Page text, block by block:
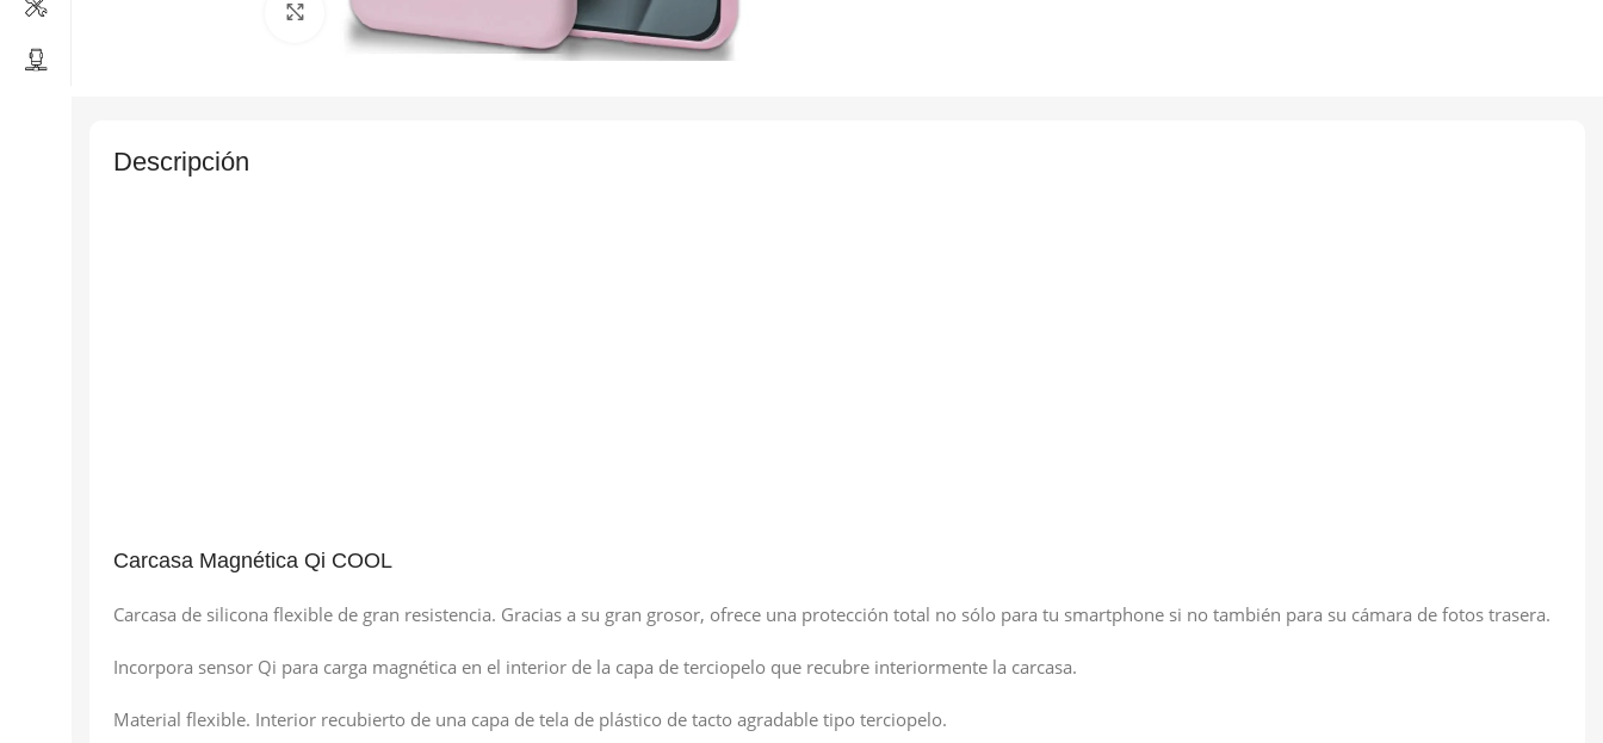
Click to enlarge
Descripción
Carcasa Magnética Qi COOL
Carcasa de silicona flexible de gran resistencia. Gracias a su gran grosor, ofrece una protección total no sólo para tu smartphone si no también para su cámara de fotos trasera.
Incorpora sensor Qi para carga magnética en el interior de la capa de terciopelo que recubre interiormente la carcasa.
Material flexible. Interior recubierto de una capa de tela de plástico de tacto agradable tipo terciopelo.